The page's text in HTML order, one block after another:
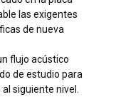
las exigentes
de nueva
flujo acústico
de estudio para
siguiente nivel.